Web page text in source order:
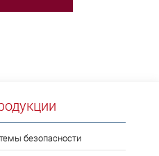
безопасности